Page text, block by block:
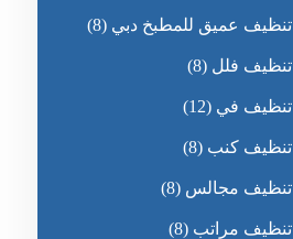
تنظيف عميق للمطبخ دبي (8)
تنظيف فلل (8)
تنظيف في (12)
تنظيف كنب (8)
تنظيف مجالس (8)
تنظيف مراتب (8)